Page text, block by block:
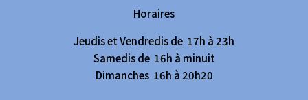
Horaires
Jeudis et Vendredis de 17h à 23h
Samedis de 16h à minuit
Dimanches 16h à 20h20